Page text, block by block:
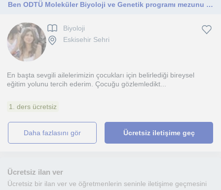
Ben ODTÜ Moleküler Biyoloji ve Genetik programı mezunu Ecem. Derslerim anaokulu, ilkokul, ortaokul ve lise öğrencileri içindir.
Biyoloji
Eskisehir Sehri
En başta sevgili ailelerimizin çocukları için belirlediği bireysel
eğitim yolunu tercih ederim. Çocuğu gözlemledikt...
1. ders ücretsiz
daha fazlasını gör Ücretsiz iletişime geç
Ücretsiz ilan ver
Ücretsiz bir ilan ver ve öğretmenlerin seninle iletişime geçmesini